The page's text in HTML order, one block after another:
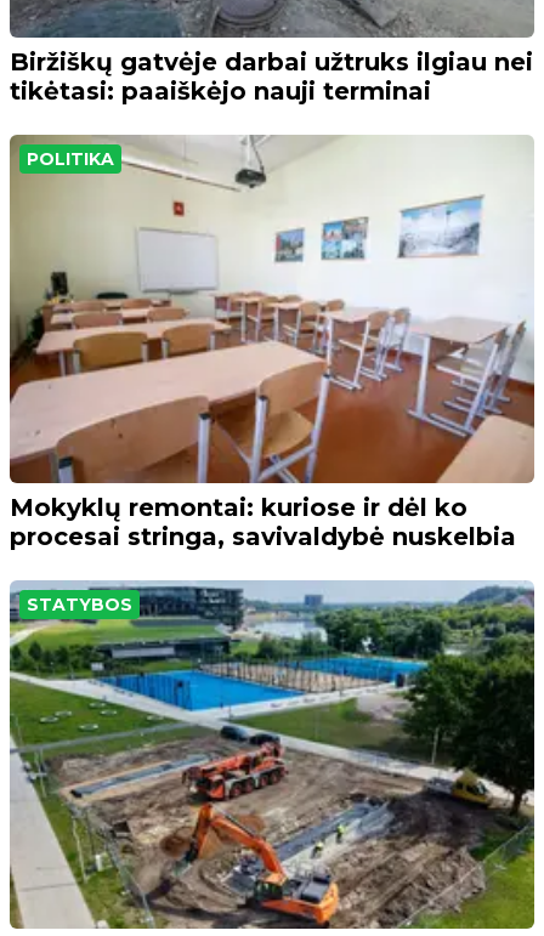
Biržiškų gatvėje darbai užtruks ilgiau nei
tikėtasi: paaiškėjo nauji terminai
POLITIKA
Mokyklų remontai: kuriose ir dėl ko
procesai stringa, savivaldybė nuskelbia
STATYBOS